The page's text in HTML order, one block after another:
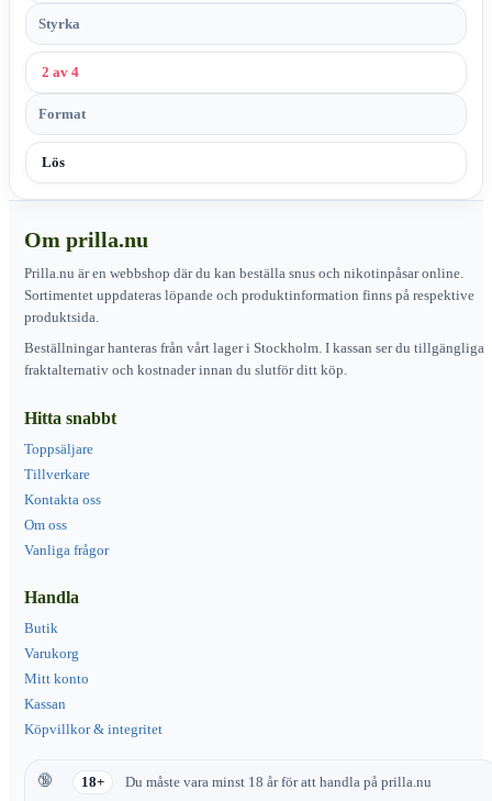
Styrka
2 av 4
Format
Lös
Om prilla.nu
Prilla.nu är en webbshop där du kan beställa snus och nikotinpåsar online.
Sortimentet uppdateras löpande och produktinformation finns på respektive
produktsida.
Beställningar hanteras från vårt lager i Stockholm. I kassan ser du tillgängliga
fraktalternativ och kostnader innan du slutför ditt köp.
Hitta snabbt
Toppsäljare
Tillverkare
Kontakta oss
Om oss
Vanliga frågor
Handla
Butik
Varukorg
Mitt konto
Kassan
Köpvillkor & integritet
18+ Du måste vara minst 18 år för att handla på prilla.nu